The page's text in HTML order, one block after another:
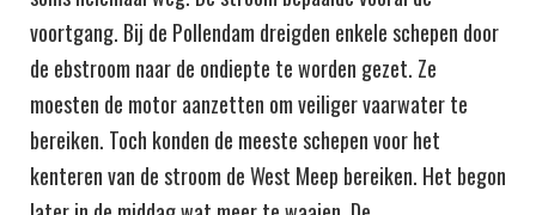
voortgang. Bij de Pollendam dreigden enkele schepen door
de ebstroom naar de ondiepte te worden gezet. Ze
moesten de motor aanzetten om veiliger vaarwater te
bereiken. Toch konden de meeste schepen voor het
kenteren van de stroom de West Meep bereiken. Het begon